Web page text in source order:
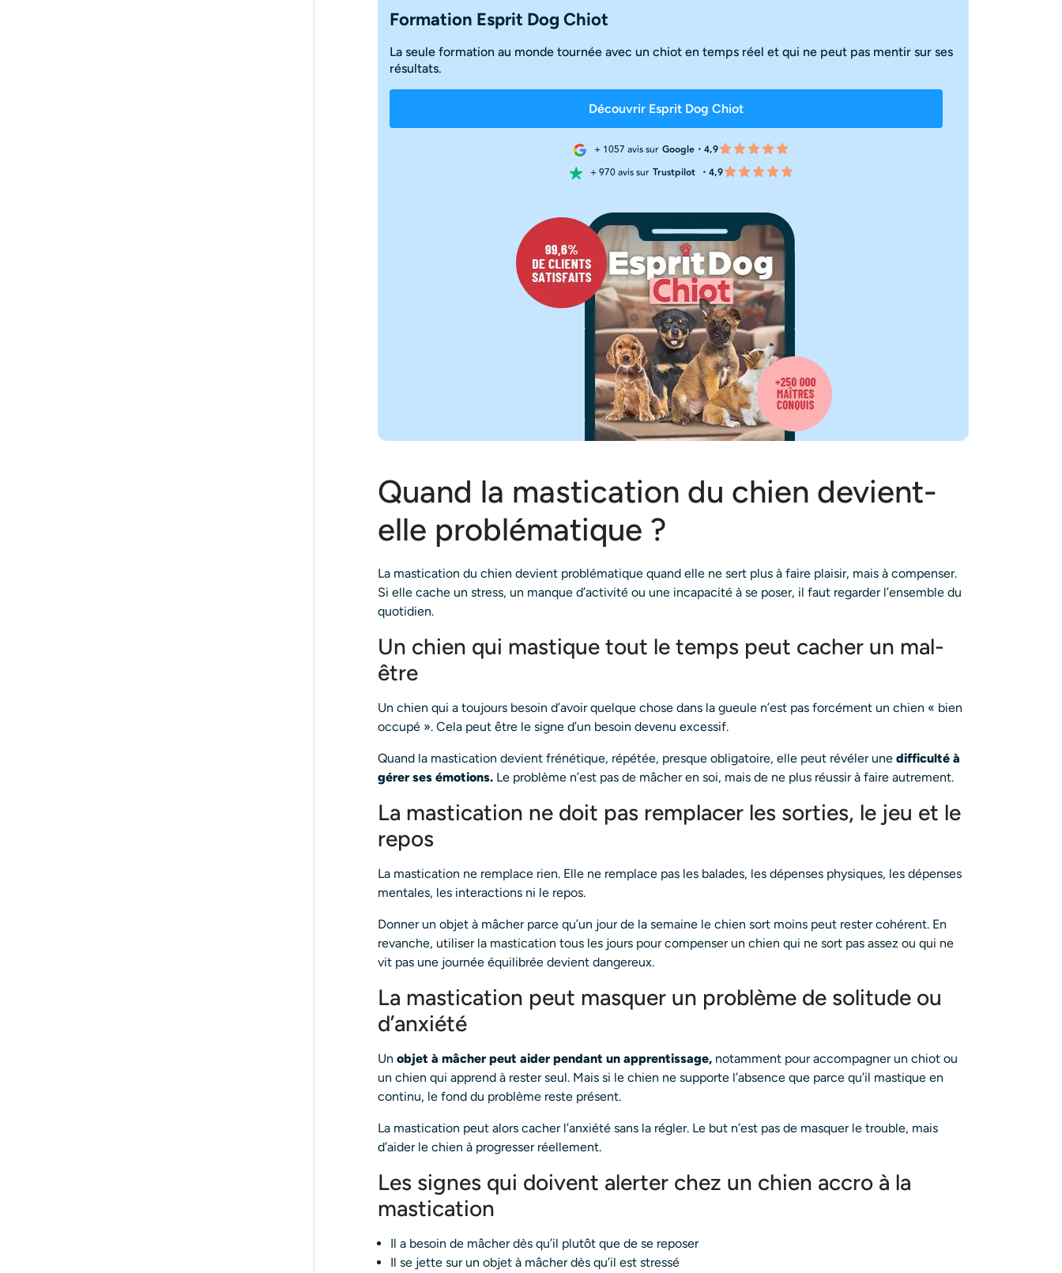
Formation Esprit Dog Chiot
La seule formation au monde tournée avec un chiot en temps réel et qui ne peut pas mentir sur ses
résultats.
Découvrir Esprit Dog Chiot
+ 1057 avis sur Google・4,9
+ 970 avis sur Trustpilot ・4,9
Quand la mastication du chien devient-
elle problématique ?
La mastication du chien devient problématique quand elle ne sert plus à faire plaisir, mais à compenser.
Si elle cache un stress, un manque d’activité ou une incapacité à se poser, il faut regarder l’ensemble du
quotidien.
Un chien qui mastique tout le temps peut cacher un mal-
être
Un chien qui a toujours besoin d’avoir quelque chose dans la gueule n’est pas forcément un chien « bien
occupé ». Cela peut être le signe d’un besoin devenu excessif.
Quand la mastication devient frénétique, répétée, presque obligatoire, elle peut révéler une difficulté à
gérer ses émotions. Le problème n’est pas de mâcher en soi, mais de ne plus réussir à faire autrement.
La mastication ne doit pas remplacer les sorties, le jeu et le
repos
La mastication ne remplace rien. Elle ne remplace pas les balades, les dépenses physiques, les dépenses
mentales, les interactions ni le repos.
Donner un objet à mâcher parce qu’un jour de la semaine le chien sort moins peut rester cohérent. En
revanche, utiliser la mastication tous les jours pour compenser un chien qui ne sort pas assez ou qui ne
vit pas une journée équilibrée devient dangereux.
La mastication peut masquer un problème de solitude ou
d’anxiété
Un objet à mâcher peut aider pendant un apprentissage, notamment pour accompagner un chiot ou
un chien qui apprend à rester seul. Mais si le chien ne supporte l’absence que parce qu’il mastique en
continu, le fond du problème reste présent.
La mastication peut alors cacher l’anxiété sans la régler. Le but n’est pas de masquer le trouble, mais
d’aider le chien à progresser réellement.
Les signes qui doivent alerter chez un chien accro à la
mastication
Il a besoin de mâcher dès qu’il plutôt que de se reposer
Il se jette sur un objet à mâcher dès qu’il est stressé